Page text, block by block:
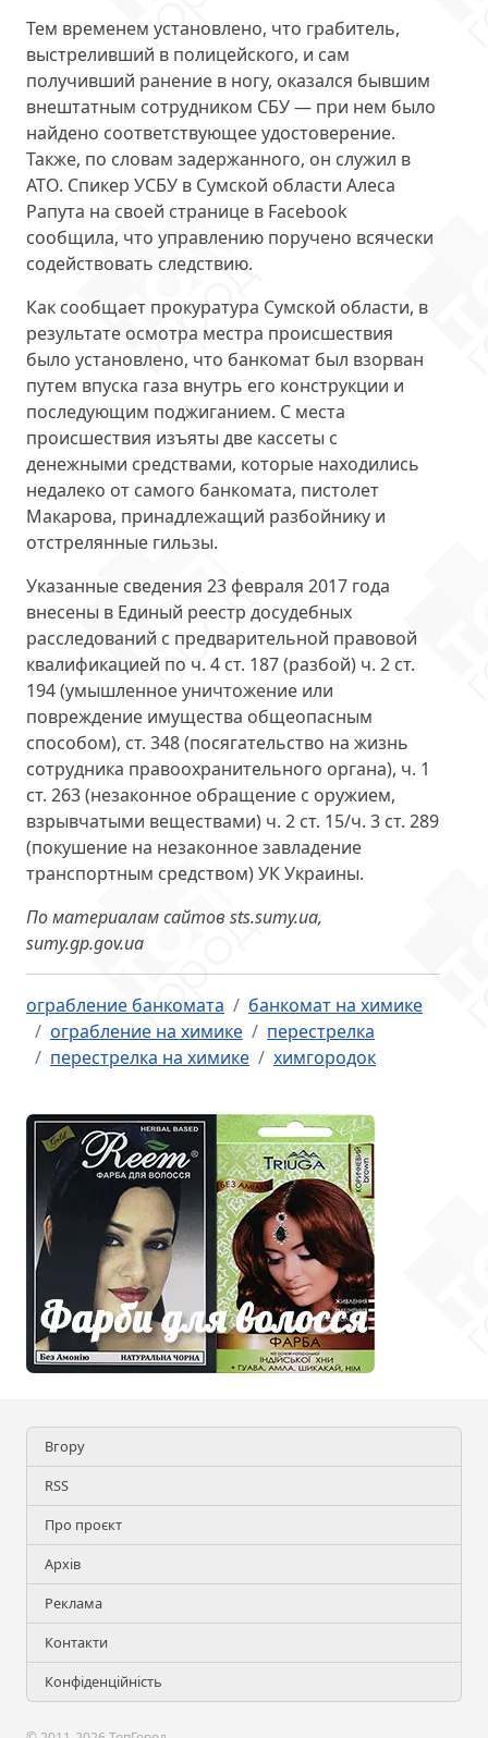
Тем временем установлено, что грабитель,
выстреливший в полицейского, и сам
получивший ранение в ногу, оказался бывшим
внештатным сотрудником СБУ — при нем было
найдено соответствующее удостоверение.
Также, по словам задержанного, он служил в
АТО. Спикер УСБУ в Сумской области Алеса
Рапута на своей странице в Facebook
сообщила, что управлению поручено всячески
содействовать следствию.
Как сообщает прокуратура Сумской области, в
результате осмотра местра происшествия
было установлено, что банкомат был взорван
путем впуска газа внутрь его конструкции и
последующим поджиганием. С места
происшествия изъяты две кассеты с
денежными средствами, которые находились
недалеко от самого банкомата, пистолет
Макарова, принадлежащий разбойнику и
отстрелянные гильзы.
Указанные сведения 23 февраля 2017 года
внесены в Единый реестр досудебных
расследований с предварительной правовой
квалификацией по ч. 4 ст. 187 (разбой) ч. 2 ст.
194 (умышленное уничтожение или
повреждение имущества общеопасным
способом), ст. 348 (посягательство на жизнь
сотрудника правоохранительного органа), ч. 1
ст. 263 (незаконное обращение с оружием,
взрывчатыми веществами) ч. 2 ст. 15/ч. 3 ст. 289
(покушение на незаконное завладение
транспортным средством) УК Украины.
По материалам сайтов sts.sumy.ua,
sumy.gp.gov.ua
ограбление банкомата
банкомат на химике
ограбление на химике
перестрелка
перестрелка на химике
химгородок
Вгору
RSS
Про проєкт
Архів
Реклама
Контакти
Конфіденційність